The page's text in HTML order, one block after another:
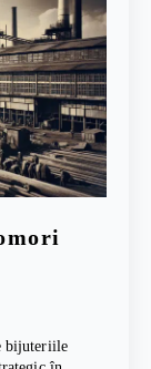
bijuteriile